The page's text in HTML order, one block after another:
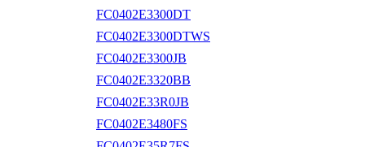
FC0402E3300DT
FC0402E3300DTWS
FC0402E3300JB
FC0402E3320BB
FC0402E33R0JB
FC0402E3480FS